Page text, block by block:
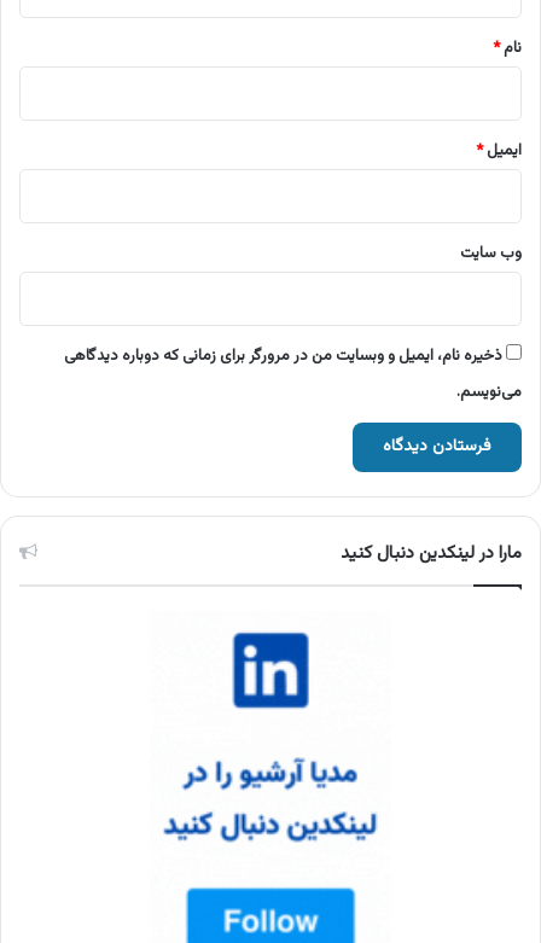
نام*
ایمیل*
وب‌ سایت
ذخیره نام، ایمیل و وبسایت من در مرورگر برای زمانی که دوباره دیدگاهی
می‌نویسم.
مارا در لینکدین دنبال کنید